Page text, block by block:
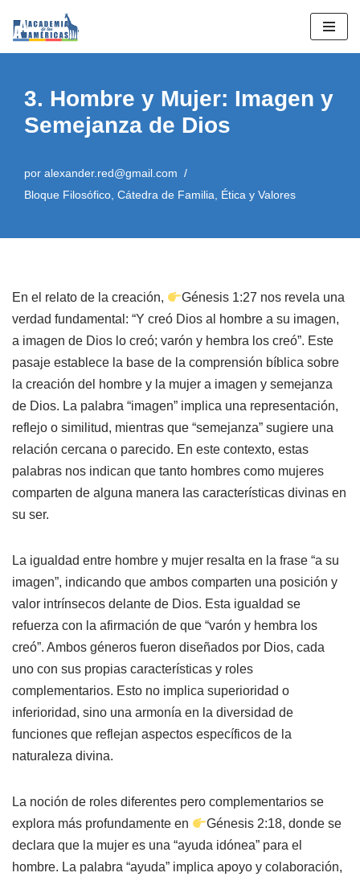
Saltar
contenido
3. Hombre y Mujer: Imagen y
Semejanza de Dios
por alexander.red@gmail.com
Bloque Filosófico, Cátedra de Familia, Ética y Valores
En el relato de la creación,
Génesis 1:27 nos revela una
verdad fundamental: “Y creó Dios al hombre a su imagen,
a imagen de Dios lo creó; varón y hembra los creó”. Este
pasaje establece la base de la comprensión bíblica sobre
la creación del hombre y la mujer a imagen y semejanza
de Dios. La palabra “imagen” implica una representación,
reflejo o similitud, mientras que “semejanza” sugiere una
relación cercana o parecido. En este contexto, estas
palabras nos indican que tanto hombres como mujeres
comparten de alguna manera las características divinas en
su ser.
La igualdad entre hombre y mujer resalta en la frase “a su
imagen”, indicando que ambos comparten una posición y
valor intrínsecos delante de Dios. Esta igualdad se
refuerza con la afirmación de que “varón y hembra los
creó”. Ambos géneros fueron diseñados por Dios, cada
uno con sus propias características y roles
complementarios. Esto no implica superioridad o
inferioridad, sino una armonía en la diversidad de
funciones que reflejan aspectos específicos de la
naturaleza divina.
La noción de roles diferentes pero complementarios se
explora más profundamente en
Génesis 2:18, donde se
declara que la mujer es una “ayuda idónea” para el
hombre. La palabra “ayuda” implica apoyo y colaboración,